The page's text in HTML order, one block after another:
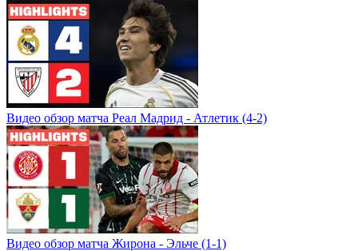
Видео обзор матча Реал Мадрид - Атлетик (4-2)
Видео обзор матча Жирона - Эльче (1-1)